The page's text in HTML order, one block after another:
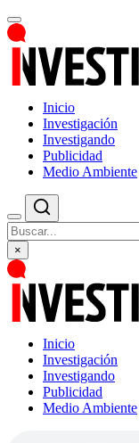
Inicio
Investigación
Investigando
Publicidad
Medio Ambiente
×
Inicio
Investigación
Investigando
Publicidad
Medio Ambiente